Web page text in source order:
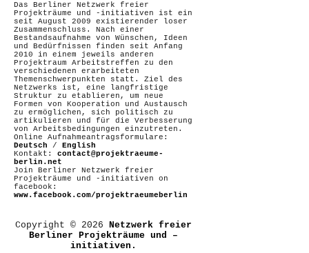
Das Berliner Netzwerk freier
Projekträume und -initiativen ist ein
seit August 2009 existierender loser
Zusammenschluss. Nach einer
Bestandsaufnahme von Wünschen, Ideen
und Bedürfnissen finden seit Anfang
2010 in einem jeweils anderen
Projektraum Arbeitstreffen zu den
verschiedenen erarbeiteten
Themenschwerpunkten statt. Ziel des
Netzwerks ist, eine langfristige
Struktur zu etablieren, um neue
Formen von Kooperation und Austausch
zu ermöglichen, sich politisch zu
artikulieren und für die Verbesserung
von Arbeitsbedingungen einzutreten.
Online Aufnahmeantragsformulare:
Deutsch / English
Kontakt: contact@projektraeume-
berlin.net
Join Berliner Netzwerk freier
Projekträume und -initiativen on
facebook:
www.facebook.com/projektraeumeberlin
Copyright © 2026 Netzwerk freier
Berliner Projekträume und –
initiativen.